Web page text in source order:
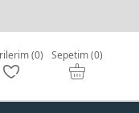
(0) Sepetim (0)